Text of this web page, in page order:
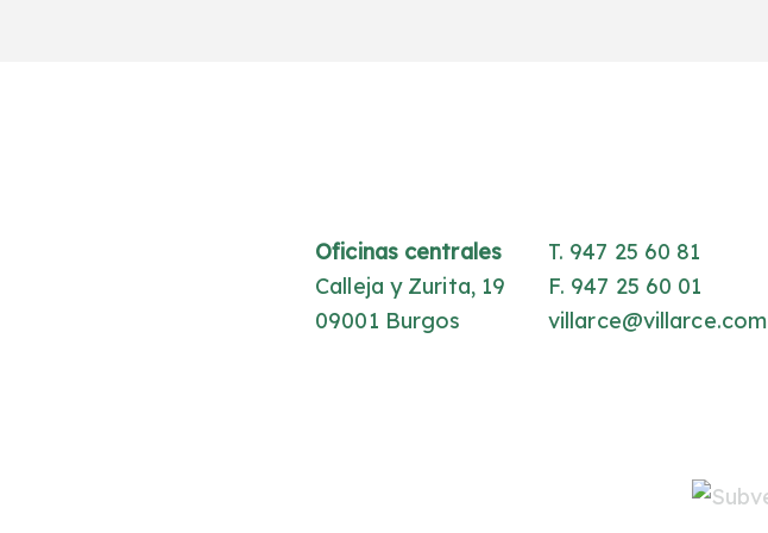
Oficinas centrales
Calleja y Zurita, 19
09001 Burgos
T. 947 25 60 81
F. 947 25 60 01
villarce@villarce.com